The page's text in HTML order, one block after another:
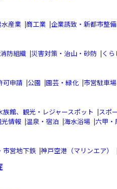
水産業 |商工業 |企業誘致・新都市整備
消防組織 |災害対策・治山・砂防 |く
可申請 |公園 |園芸・緑化 |市営駐車
族館、観光・レジャースポット |スポ
情報 |温泉・宿泊 |海水浴場 |六甲
市営地下鉄 |神戸空港（マリンエア）